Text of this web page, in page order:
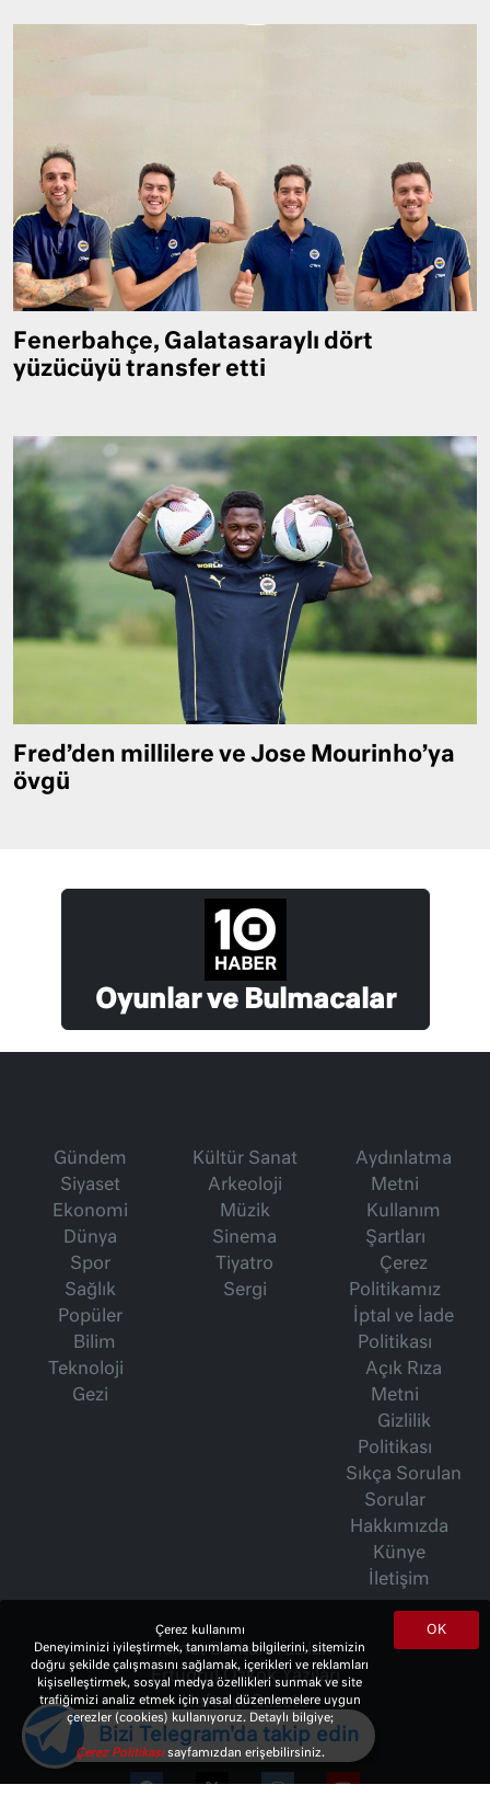
Fenerbahçe, Galatasaraylı dört
yüzücüyü transfer etti
Fred’den millilere ve Jose Mourinho’ya
övgü
Oyunlar ve Bulmacalar
Gündem
Siyaset
Ekonomi
Dünya
Spor
Sağlık
Popüler
Bilim
Teknoloji
Gezi
Kültür Sanat
Arkeoloji
Müzik
Sinema
Tiyatro
Sergi
Aydınlatma
Metni
Kullanım
Şartları
Çerez
Politikamız
İptal ve İade
Politikası
Açık Rıza
Metni
Gizlilik
Politikası
Sıkça Sorulan
Sorular
Hakkımızda
Künye
İletişim
İsmet Berkan Yazıları
Ertuğrul Özkök Yazıları
Haftalık Gazete
OK
Çerez kullanımı
Deneyiminizi iyileştirmek, tanımlama bilgilerini, sitemizin
doğru şekilde çalışmasını sağlamak, içerikleri ve reklamları
kişiselleştirmek, sosyal medya özellikleri sunmak ve site
trafiğimizi analiz etmek için yasal düzenlemelere uygun
çerezler (cookies) kullanıyoruz. Detaylı bilgiye;
Çerez Politikasısayfamızdan erişebilirsiniz.
Bizi Telegram'da takip edin